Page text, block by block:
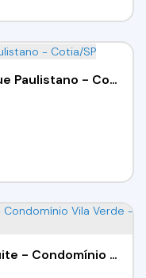
Casa com 04 Quartos - Parque Paulistano - Cotia/SP
Casa com 3 Quartos todos Suite - Condomínio Vila Verde - Transurb - Itapevi/SP